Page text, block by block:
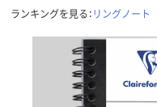
ランキングを見る：リングノート